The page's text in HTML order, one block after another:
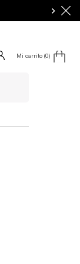
Mi carrito 0
0 producto en el carrito